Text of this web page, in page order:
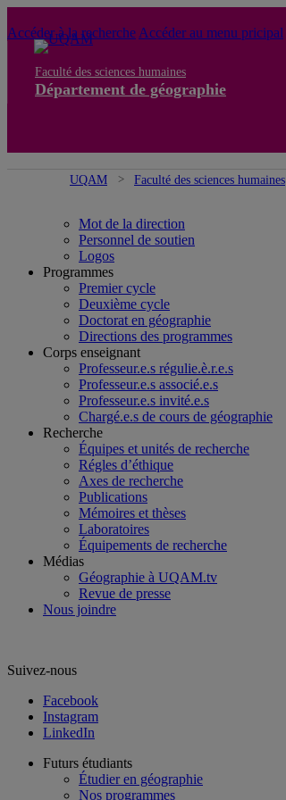
Accéder à la recherche Accéder au menu pricipal
Faculté des sciences humaines
Département de géographie
UQAM Faculté des sciences humaines
Mot de la direction
Personnel de soutien
Logos
Programmes
Premier cycle
Deuxième cycle
Doctorat en géographie
Directions des programmes
Corps enseignant
Professeur.e.s régulie.è.r.e.s
Professeur.e.s associé.e.s
Professeur.e.s invité.e.s
Chargé.e.s de cours de géographie
Recherche
Équipes et unités de recherche
Régles d’éthique
Axes de recherche
Publications
Mémoires et thèses
Laboratoires
Équipements de recherche
Médias
Géographie à UQAM.tv
Revue de presse
Nous joindre
Suivez-nous
Facebook
Instagram
LinkedIn
Futurs étudiants
Étudier en géographie
Nos programmes